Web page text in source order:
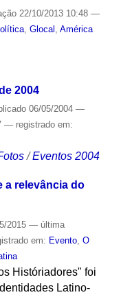
22/10/2013 10:48 —
, Glocal , América
2004
06/05/2004 —
— registrado em:
/Eventos 2004
a relevância do
2015 — última
em: Evento, O
Históriadores" foi
Latino-